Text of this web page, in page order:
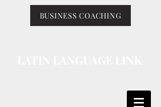
BUSINESS COACHING